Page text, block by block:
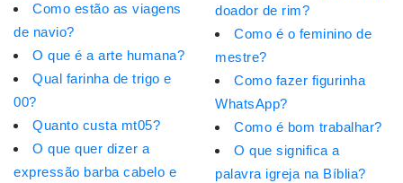
Como estão as viagens
de navio?
O que é a arte humana?
Qual farinha de trigo e
00?
Quanto custa mt05?
O que quer dizer a
expressão barba cabelo e
doador de rim?
Como é o feminino de
mestre?
Como fazer figurinha
WhatsApp?
Como é bom trabalhar?
O que significa a
palavra igreja na Bíblia?